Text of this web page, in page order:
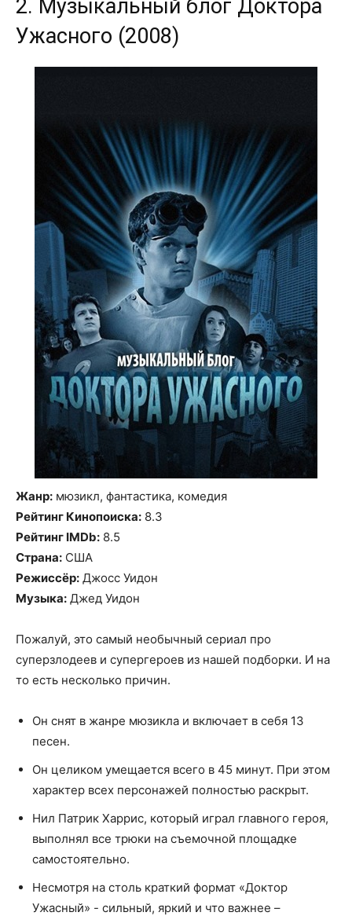
2. Музыкальный блог Доктора
Ужасного (2008)
Жанр: мюзикл, фантастика, комедия
Рейтинг Кинопоиска: 8.3
Рейтинг IMDb: 8.5
Страна: США
Режиссёр: Джосс Уидон
Музыка: Джед Уидон
Пожалуй, это самый необычный сериал про
суперзлодеев и супергероев из нашей подборки. И на
то есть несколько причин.
Он снят в жанре мюзикла и включает в себя 13
песен.
Он целиком умещается всего в 45 минут. При этом
характер всех персонажей полностью раскрыт.
Нил Патрик Харрис, который играл главного героя,
выполнял все трюки на съемочной площадке
самостоятельно.
Несмотря на столь краткий формат «Доктор
Ужасный» - сильный, яркий и что важнее –